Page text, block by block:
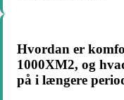
Hvordan er
1000XM2, og
på i længere